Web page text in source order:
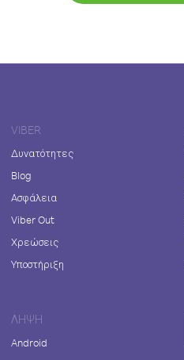
VIBER
Δυνατότητες
Blog
Ασφάλεια
Viber Out
Χρεώσεις
Υποστήριξη
ΛΉΨΗ
Android